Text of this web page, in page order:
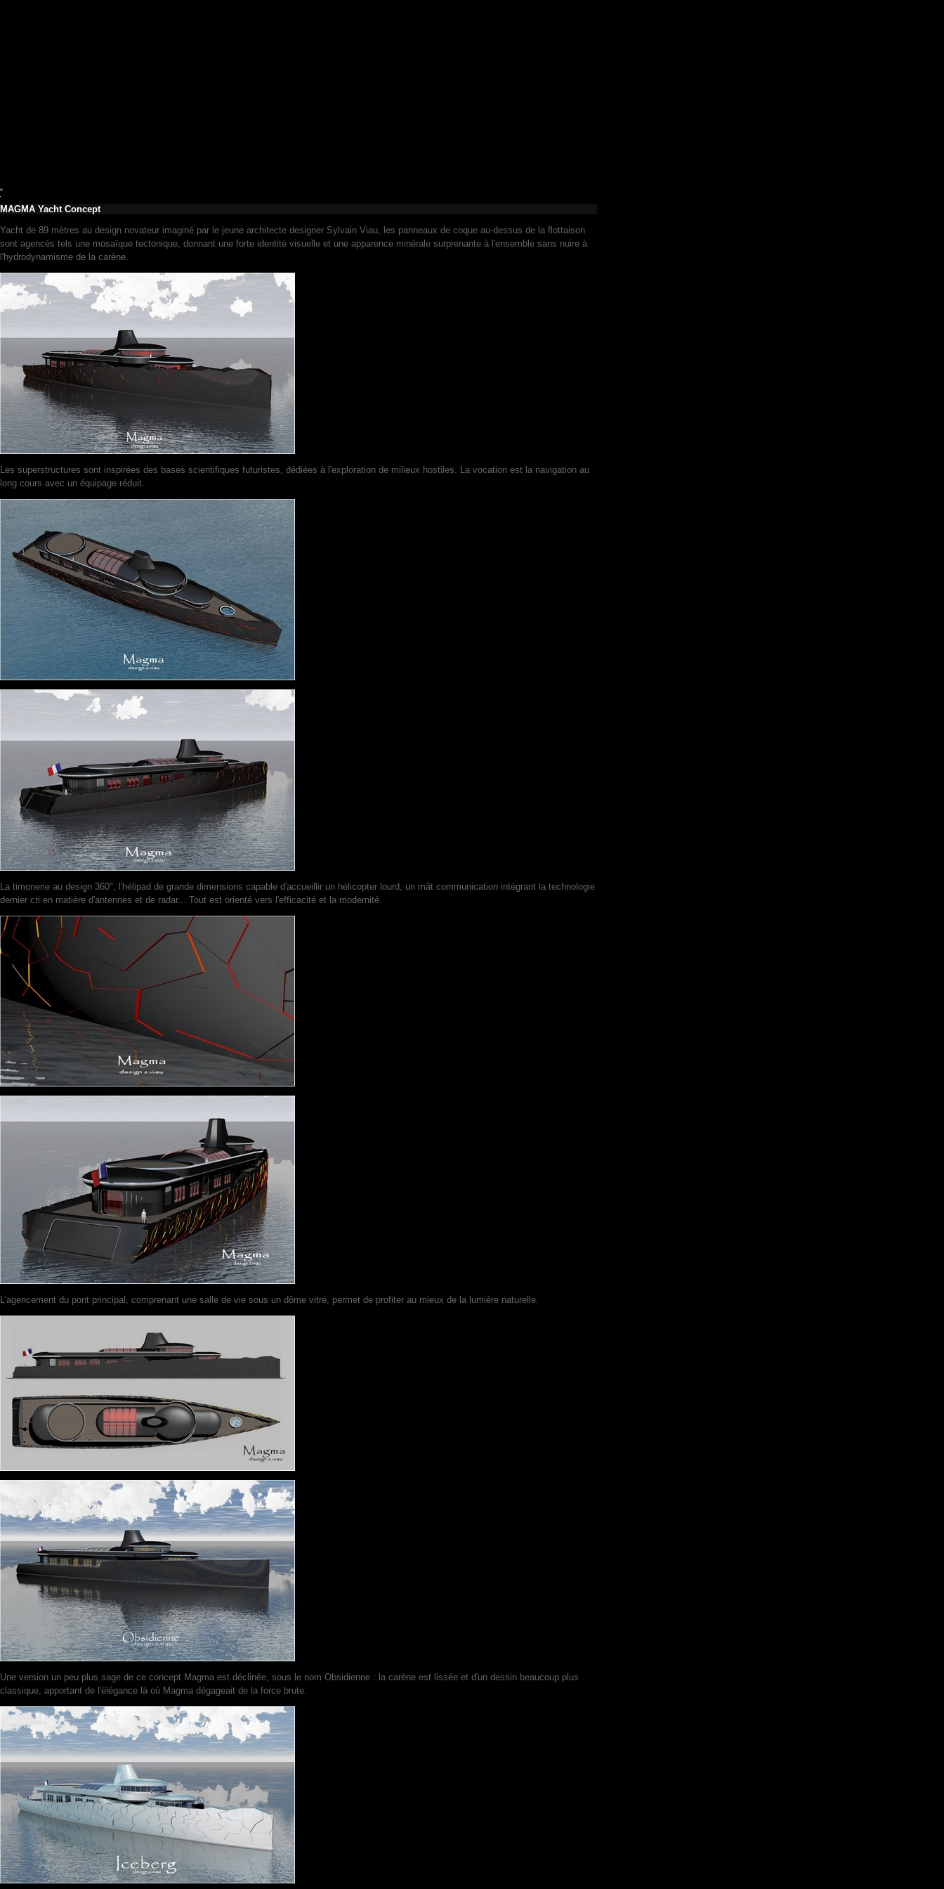
MAGMA Yacht Concept
Yacht de 89 mètres au design novateur imaginé par le jeune architecte designer Sylvain Viau, les panneaux de coque au-dessus de la flottaison
sont agencés tels une mosaïque tectonique, donnant une forte identité visuelle et une apparence minérale surprenante à l'ensemble sans nuire à
l'hydrodynamisme de la carène.
Les superstructures sont inspirées des bases scientifiques futuristes, dédiées à l'exploration de milieux hostiles. La vocation est la navigation au
long cours avec un équipage réduit.
La timonerie au design 360°, l'hélipad de grande dimensions capable d'accueillir un hélicopter lourd, un mât communication intégrant la technologie
dernier cri en matière d'antennes et de radar... Tout est orienté vers l'efficacité et la modernité.
L'agencement du pont principal, comprenant une salle de vie sous un dôme vitré, permet de profiter au mieux de la lumière naturelle.
Une version un peu plus sage de ce concept Magma est déclinée, sous le nom Obsidienne : la carène est lissée et d'un dessin beaucoup plus
classique, apportant de l'élégance là où Magma dégageait de la force brute.